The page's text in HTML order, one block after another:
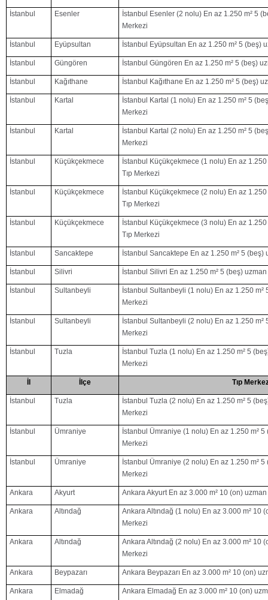
İstanbul Esenler
İstanbul Esenler (2 nolu) En az 1.250 m² 5
Merkezi
İstanbul Eyüpsultan İstanbul Eyüpsultan En az 1.250 m² 5 (beş)
İstanbul Güngören İstanbul Güngören En az 1.250 m² 5 (beş)
İstanbul Kağıthane İstanbul Kağıthane En az 1.250 m² 5 (beş)
İstanbul Kartal
İstanbul Kartal (1 nolu) En az 1.250 m² 5
Merkezi
İstanbul Kartal
İstanbul Kartal (2 nolu) En az 1.250 m² 5
Merkezi
İstanbul Küçükçekmece
İstanbul Küçükçekmece (1 nolu) En az
Tıp Merkezi
İstanbul Küçükçekmece
İstanbul Küçükçekmece (2 nolu) En az
Tıp Merkezi
İstanbul Küçükçekmece
İstanbul Küçükçekmece (3 nolu) En az
Tıp Merkezi
İstanbul Sancaktepe İstanbul Sancaktepe En az 1.250 m² 5
İstanbul Silivri İstanbul Silivri En az 1.250 m² 5 (beş)
İstanbul Sultanbeyli
İstanbul Sultanbeyli (1 nolu) En az 1.250 m²
Merkezi
İstanbul Sultanbeyli
İstanbul Sultanbeyli (2 nolu) En az 1.250 m²
Merkezi
İstanbul Tuzla
İstanbul Tuzla (1 nolu) En az 1.250 m² 5
Merkezi
İlçe Tıp
İstanbul Tuzla
İstanbul Tuzla (2 nolu) En az 1.250 m² 5
Merkezi
İstanbul Ümraniye
İstanbul Ümraniye (1 nolu) En az 1.250 m²
Merkezi
İstanbul Ümraniye
İstanbul Ümraniye (2 nolu) En az 1.250 m²
Merkezi
Ankara Akyurt Ankara Akyurt En az 3.000 m² 10 (on)
Ankara Altındağ
Ankara Altındağ (1 nolu) En az 3.000 m² 10
Merkezi
Ankara Altındağ
Ankara Altındağ (2 nolu) En az 3.000 m² 10
Merkezi
Ankara Beypazarı Ankara Beypazarı En az 3.000 m² 10 (on)
Ankara Elmadağ Ankara Elmadağ En az 3.000 m² 10 (on)